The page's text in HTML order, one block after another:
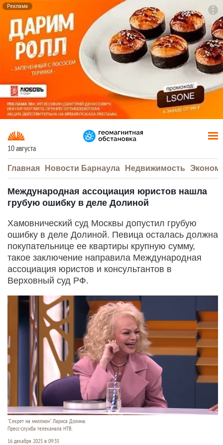
Реклама
10 августа
Главная Новости Барнаула Недвижимость
Международная ассоциация юристов нашла
грубую ошибку в деле Долиной
Хамовнический суд Москвы допустил грубую
ошибку в деле Долиной. Певица осталась должна
покупательнице ее квартиры крупную сумму,
такое заключение направила Международная
ассоциация юристов и консультантов в
Верховный суд РФ.
"Секрет на миллион". Лариса Долина.
Пресс-служба телеканала НТВ.
16 декабря 2025 в 09:35